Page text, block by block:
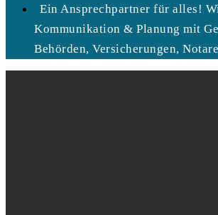
Ein Ansprechpartner für alles!
Kommunikation & Planung mit
Behörden, Versicherungen,